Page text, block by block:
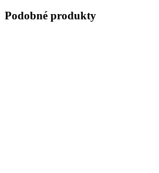
Podobné produkty